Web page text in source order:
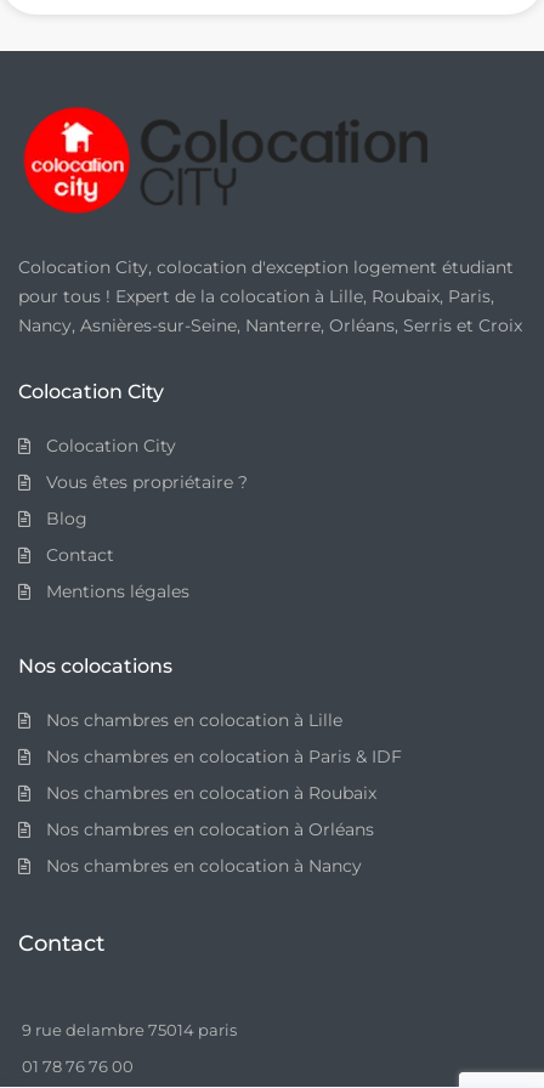
v
Colocation City, colocation d'exception logement étudiant
pour tous ! Expert de la colocation à Lille, Roubaix, Paris,
Nancy, Asnières-sur-Seine, Nanterre, Orléans, Serris et Croix
Colocation City
Colocation City
Vous êtes propriétaire ?
Blog
Contact
Mentions légales
Nos colocations
Nos chambres en colocation à Lille
Nos chambres en colocation à Paris & IDF
Nos chambres en colocation à Roubaix
Nos chambres en colocation à Orléans
Nos chambres en colocation à Nancy
Contact
9 rue delambre 75014 paris
01 78 76 76 00